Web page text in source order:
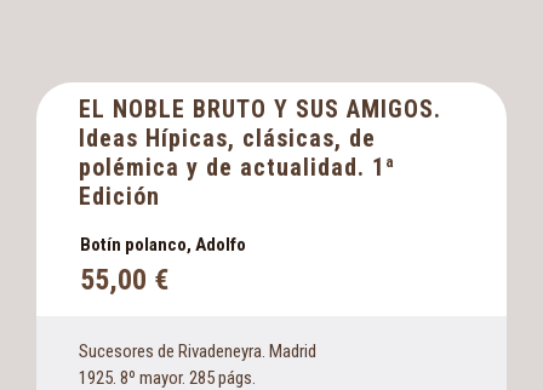
EL NOBLE BRUTO Y SUS AMIGOS.
Ideas Hípicas, clásicas, de
polémica y de actualidad. 1ª
Edición
Botín polanco, Adolfo
55,00 €
Sucesores de Rivadeneyra. Madrid
1925. 8º mayor. 285 págs.